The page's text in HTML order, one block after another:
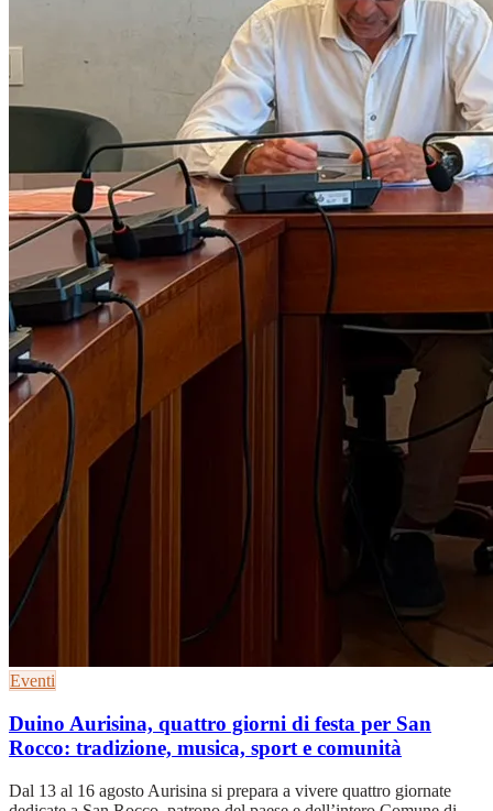
Eventi
Duino Aurisina, quattro giorni di festa per San
Rocco: tradizione, musica, sport e comunità
Dal 13 al 16 agosto Aurisina si prepara a vivere quattro giornate